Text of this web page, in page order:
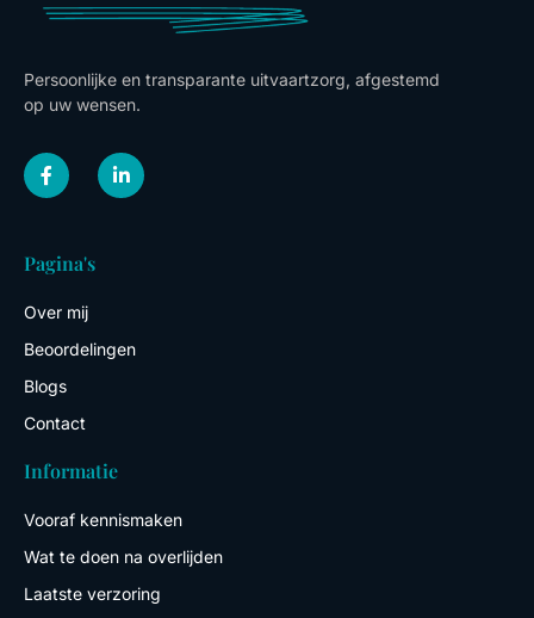
Persoonlijke en transparante uitvaartzorg, afgestemd
op uw wensen.
F
a
c
e
o
k
f
L
i
n
k
Pagina's
Over mij
Beoordelingen
Blogs
Contact
Informatie
Vooraf kennismaken
Wat te doen na overlijden
Laatste verzoring